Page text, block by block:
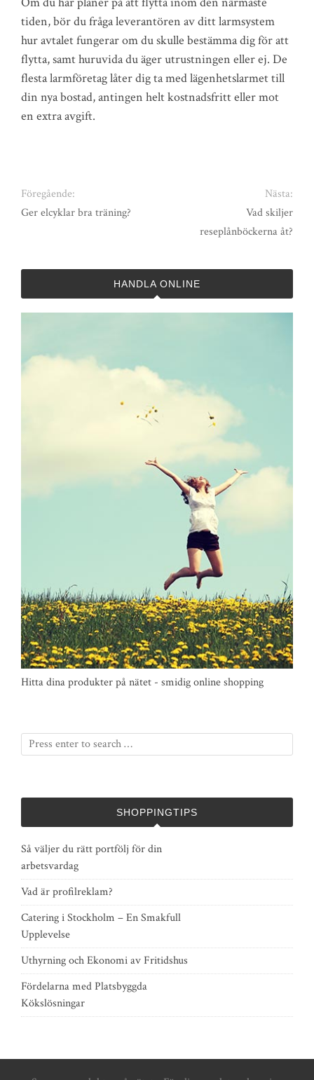
tiden, bör du fråga leverantören av ditt larmsystem
hur avtalet fungerar om du skulle bestämma dig för att
flytta, samt huruvida du äger utrustningen eller ej. De
flesta larmföretag låter dig ta med lägenhetslarmet till
din nya bostad, antingen helt kostnadsfritt eller mot
en extra avgift.
Föregående:
Ger elcyklar bra träning?
Nästa:
Vad skiljer
reseplånböckerna åt?
HANDLA ONLINE
Hitta dina produkter på nätet - smidig online shopping
SHOPPINGTIPS
Så väljer du rätt portfölj för din
arbetsvardag
Vad är profilreklam?
Catering i Stockholm – En Smakfull
Upplevelse
Uthyrning och Ekonomi av Fritidshus
Fördelarna med Platsbyggda
Kökslösningar